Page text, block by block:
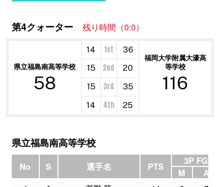
第4クォーター 残り時間（0:0）
県立福島南高等学校
58
14 1st 36
福岡大学附属大濠高
等学校
116
15 2nd
20
15
3rd
35
14
4th 25
県立福島南高等学校
No S 選手名 PTS
3P FG
M
A